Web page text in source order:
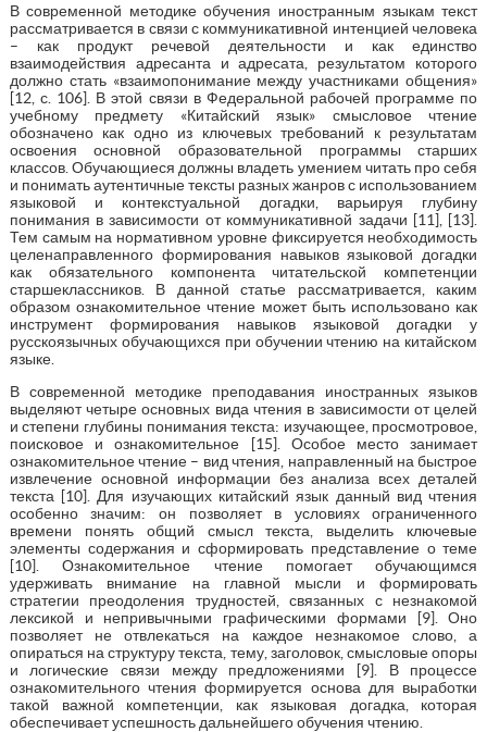
В современной методике обучения иностранным языкам текст
рассматривается в связи с коммуникативной интенцией человека
– как продукт речевой деятельности и как единство
взаимодействия адресанта и адресата, результатом которого
должно стать «взаимопонимание между участниками общения»
[12, с. 106]. В этой связи в Федеральной рабочей программе по
учебному предмету «Китайский язык» смысловое чтение
обозначено как одно из ключевых требований к результатам
освоения основной образовательной программы старших
классов. Обучающиеся должны владеть умением читать про себя
и понимать аутентичные тексты разных жанров с использованием
языковой и контекстуальной догадки, варьируя глубину
понимания в зависимости от коммуникативной задачи [11], [13].
Тем самым на нормативном уровне фиксируется необходимость
целенаправленного формирования навыков языковой догадки
как обязательного компонента читательской компетенции
старшеклассников. В данной статье рассматривается, каким
образом ознакомительное чтение может быть использовано как
инструмент формирования навыков языковой догадки у
русскоязычных обучающихся при обучении чтению на китайском
языке.
В современной методике преподавания иностранных языков
выделяют четыре основных вида чтения в зависимости от целей
и степени глубины понимания текста: изучающее, просмотровое,
поисковое и ознакомительное [15]. Особое место занимает
ознакомительное чтение – вид чтения, направленный на быстрое
извлечение основной информации без анализа всех деталей
текста [10]. Для изучающих китайский язык данный вид чтения
особенно значим: он позволяет в условиях ограниченного
времени понять общий смысл текста, выделить ключевые
элементы содержания и сформировать представление о теме
[10]. Ознакомительное чтение помогает обучающимся
удерживать внимание на главной мысли и формировать
стратегии преодоления трудностей, связанных с незнакомой
лексикой и непривычными графическими формами [9]. Оно
позволяет не отвлекаться на каждое незнакомое слово, а
опираться на структуру текста, тему, заголовок, смысловые опоры
и логические связи между предложениями [9]. В процессе
ознакомительного чтения формируется основа для выработки
такой важной компетенции, как языковая догадка, которая
обеспечивает успешность дальнейшего обучения чтению.